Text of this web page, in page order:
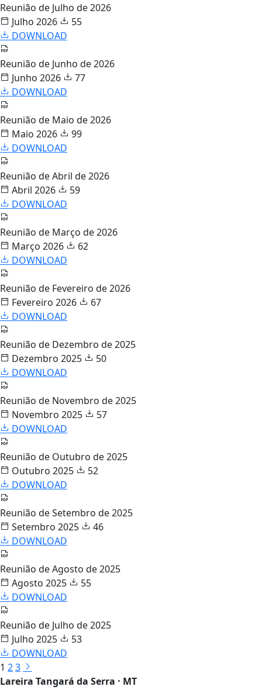
Reunião de Julho de 2026
Julho 2026
55
DOWNLOAD
Reunião de Junho de 2026
Junho 2026
77
DOWNLOAD
Reunião de Maio de 2026
Maio 2026
99
DOWNLOAD
Reunião de Abril de 2026
Abril 2026
59
DOWNLOAD
Reunião de Março de 2026
Março 2026
62
DOWNLOAD
Reunião de Fevereiro de 2026
Fevereiro 2026
67
DOWNLOAD
Reunião de Dezembro de 2025
Dezembro 2025
50
DOWNLOAD
Reunião de Novembro de 2025
Novembro 2025
57
DOWNLOAD
Reunião de Outubro de 2025
Outubro 2025
52
DOWNLOAD
Reunião de Setembro de 2025
Setembro 2025
46
DOWNLOAD
Reunião de Agosto de 2025
Agosto 2025
55
DOWNLOAD
Reunião de Julho de 2025
Julho 2025
53
DOWNLOAD
1 23
Lareira Tangará da Serra · MT